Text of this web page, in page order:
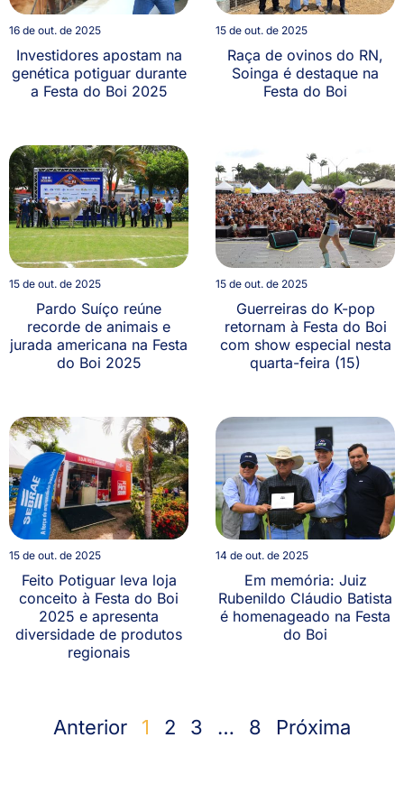
16 de out. de 2025
Investidores apostam na
genética potiguar durante
a Festa do Boi 2025
15 de out. de 2025
Raça de ovinos do RN,
Soinga é destaque na
Festa do Boi
15 de out. de 2025
Pardo Suíço reúne
recorde de animais e
jurada americana na Festa
do Boi 2025
15 de out. de 2025
Guerreiras do K-pop
retornam à Festa do Boi
com show especial nesta
quarta-feira (15)
15 de out. de 2025
Feito Potiguar leva loja
conceito à Festa do Boi
2025 e apresenta
diversidade de produtos
regionais
14 de out. de 2025
Em memória: Juiz
Rubenildo Cláudio Batista
é homenageado na Festa
do Boi
Anterior 1 2 3 … 8 Próxima